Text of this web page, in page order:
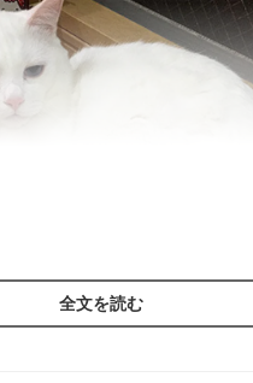
全文を読む